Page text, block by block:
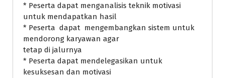
* Peserta dapat menganalisis teknik motivasi
untuk mendapatkan hasil
* Peserta dapat mengembangkan sistem untuk
mendorong karyawan agar
tetap di jalurnya
* Peserta dapat mendelegasikan untuk
kesuksesan dan motivasi